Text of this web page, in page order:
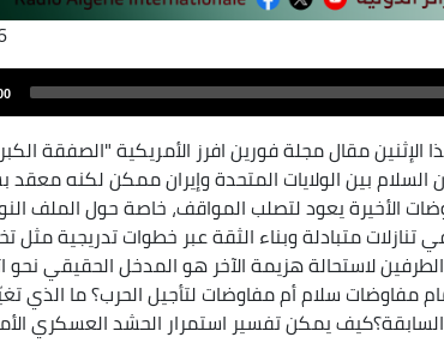
مقال مجلة فورين افرز الأمريكية "الصفقة
بين الولايات المتحدة وإيران ممكن لكنه
الأخيرة يعود لتصلب المواقف، خاصة حول الملف
تنازلات متبادلة وبناء الثقة عبر خطوات تدريجية مثل
الطرفين لاستحالة هزيمة الآخر هو المدخل الحقيقي
مفاوضات سلام أم مفاوضات لتأجيل الحرب؟ ما الذي
يمكن تفسير استمرار الحشد العسكري